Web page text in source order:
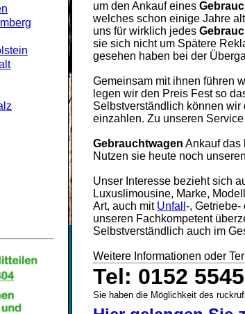
um den Ankauf eines
welches schon einige Jahre
uns für wirklich jedes
sie sich nicht um Spätere
gesehen haben bei der
Gemeinsam mit ihnen führen
legen wir den Preis Fest so
Selbstverständlich können wir
einzahlen. Zu unseren
Gebrauchtwagen Ankauf das
Nutzen sie heute noch unseren
Unser Interesse bezieht sich
Luxuslimousine, Marke,
Art, auch mit Unfall -, Getriebe-
unseren Fachkompetent
Selbstverständlich auch im
Weitere Informationen oder
Tel: 0152
Sie haben die Möglichkeit des